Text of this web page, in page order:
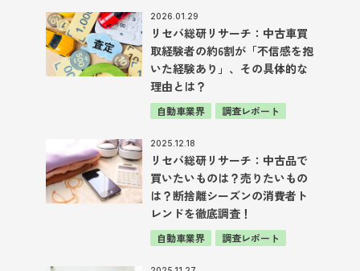
2026.01.29
リセバ総研リサーチ：中古車買
取経験者の約6割が「不信感を抱
いた経験あり」、その具体的な
理由とは？
自動車業界 調査レポート
2025.12.18
リセバ総研リサーチ：中古品で
買いたいものは？売りたいもの
は？断捨離シーズンの消費者ト
レンドを徹底調査！
自動車業界 調査レポート